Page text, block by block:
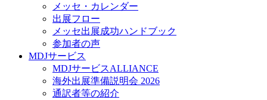
メッセ・カレンダー
出展フロー
メッセ出展成功ハンドブック
参加者の声
MDJサービス
MDJサービスALLIANCE
海外出展準備説明会 2026
通訳者等の紹介